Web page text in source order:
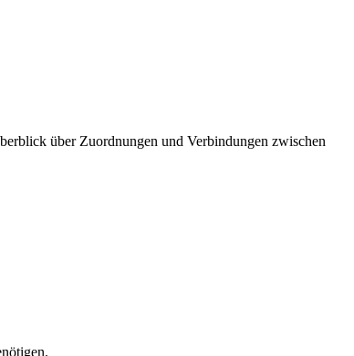
über Zuordnungen und Verbindungen zwischen